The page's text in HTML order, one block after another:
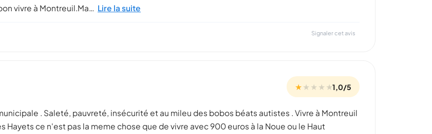
vivre à Montreuil.Ma… Lire la suite
Signaler cet avis
★★ ★ ★ ★1,0/5
. Saleté, pauvreté, insécurité et au mileu des bobos béats autistes . Vivre à Montreuil
Hayets ce n'est pas la meme chose que de vivre avec 900 euros à la Noue ou le Haut